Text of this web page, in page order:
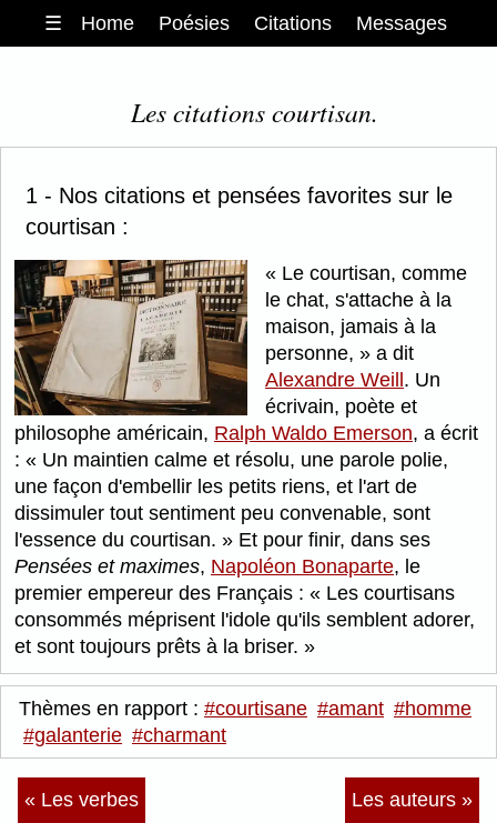
☰ Home Poésies Citations Messages
Les citations courtisan.
1 - Nos citations et pensées favorites sur le
courtisan :
Le courtisan, comme
le chat, s'attache à la
maison, jamais à la
personne,
a dit
Alexandre Weill . Un
écrivain, poète et
philosophe américain, Ralph Waldo Emerson, a écrit
:
Un maintien calme et résolu, une parole polie,
une façon d'embellir les petits riens, et l'art de
dissimuler tout sentiment peu convenable, sont
l'essence du courtisan.
Et pour finir, dans ses
Pensées et maximes, Napoléon Bonaparte, le
premier empereur des Français :
Les courtisans
consommés méprisent l'idole qu'ils semblent adorer,
et sont toujours prêts à la briser.
Thèmes en rapport : #courtisane #amant #homme
#galanterie #charmant
« Les verbes Les auteurs »